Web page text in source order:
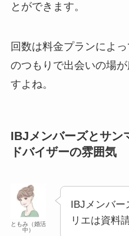
とができます。
回数は料金プランによ
のつもりで出会いの場
すよね。
IBJメンバーズとサ
ドバイザーの雰囲気
ともみ（婚活
中）
IBJメンバー
リエは資料